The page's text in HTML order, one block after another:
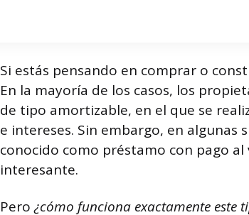
Si estás pensando en comprar o
En la mayoría de los casos, los
de tipo amortizable, en el que se
e intereses. Sin embargo, en
conocido como préstamo con pago
interesante.
Pero¿cómo funciona exactamente este